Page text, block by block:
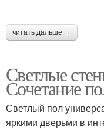
читать дальше →
Светлые
Сочетание
Светлый пол
яркими дверьми в